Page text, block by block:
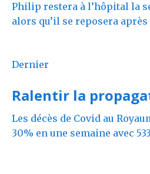
Philip restera à l’hôpital la
alors qu’il se reposera
Dernier
Ralentir la
Les décès de Covid au
30% en une semaine avec